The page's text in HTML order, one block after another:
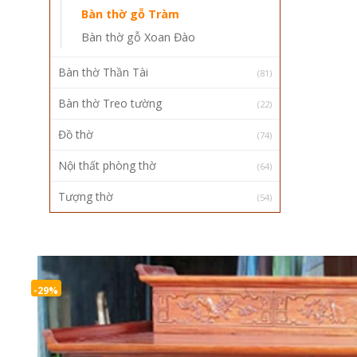
Bàn thờ gỗ Tràm
Bàn thờ gỗ Xoan Đào
Bàn thờ Thần Tài (81)
Bàn thờ Treo tường (22)
Đồ thờ (74)
Nội thất phòng thờ (64)
Tượng thờ (54)
-29%